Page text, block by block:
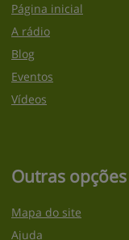
Página inicial
A rádio
Blog
Eventos
Vídeos
Outras opções
Mapa do site
Ajuda